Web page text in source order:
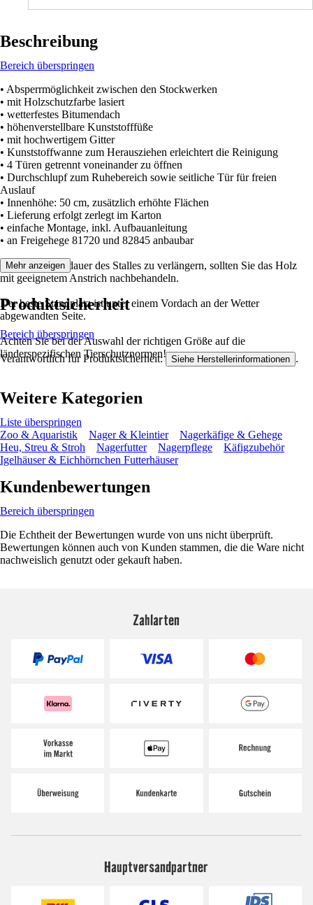
Beschreibung
Bereich überspringen
• Absperrmöglichkeit zwischen den Stockwerken
• mit Holzschutzfarbe lasiert
• wetterfestes Bitumendach
• höhenverstellbare Kunststofffüße
• mit hochwertigem Gitter
• Kunststoffwanne zum Herausziehen erleichtert die Reinigung
• 4 Türen getrennt voneinander zu öffnen
• Durchschlupf zum Ruhebereich sowie seitliche Tür für freien
Auslauf
• Innenhöhe: 50 cm, zusätzlich erhöhte Flächen
• Lieferung erfolgt zerlegt im Karton
• einfache Montage, inkl. Aufbauanleitung
• an Freigehege 81720 und 82845 anbaubar
Um die Lebensdauer des Stalles zu verlängern, sollten Sie das Holz
mit geeignetem Anstrich nachbehandeln.
Der beste Standplatz ist unter einem Vordach an der Wetter
abgewandten Seite.
Achten Sie bei der Auswahl der richtigen Größe auf die
länderspezifischen Tierschutznormen!
Mehr anzeigen
Produktsicherheit
Bereich überspringen
Verantwortlich für Produktsicherheit: Siehe Herstellerinformationen .
Weitere Kategorien
Liste überspringen
Zoo & Aquaristik
Nager & Kleintier
Nagerkäfige & Gehege
Heu, Streu & Stroh
Nagerfutter Nagerpflege
Käfigzubehör
Igelhäuser & Eichhörnchen Futterhäuser
Kundenbewertungen
Bereich überspringen
Die Echtheit der Bewertungen wurde von uns nicht überprüft.
Bewertungen können auch von Kunden stammen, die die Ware nicht
nachweislich genutzt oder gekauft haben.
Zahlarten
Hauptversandpartner